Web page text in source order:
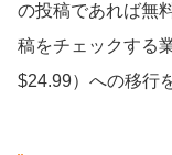
の投稿であれば無
稿をチェックする
$24.99）への移行